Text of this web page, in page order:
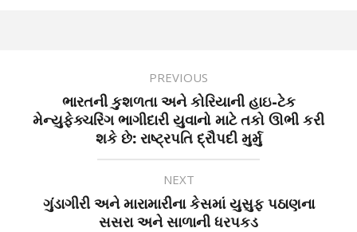
PREVIOUS
ભારતની કુશળતા અને કોરિયાની હાઇ-ટેક
મેન્યુફેક્ચરિંગ ભાગીદારી યુવાનો માટે તકો ઊભી કરી
શકે છે: રાષ્ટ્રપતિ દ્રૌપદી મુર્મુ
NEXT
ગુંડાગીરી અને મારામારીના કેસમાં યુસુફ પઠાણના
સસરા અને સાળાની ધરપકડ